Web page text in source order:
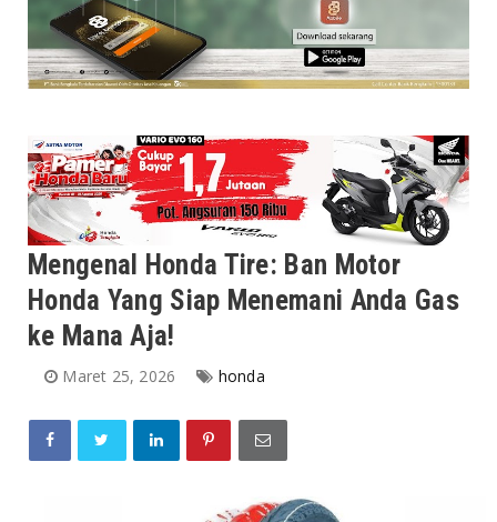
Mengenal Honda Tire: Ban Motor
Honda Yang Siap Menemani Anda Gas
ke Mana Aja!
Maret 25, 2026 honda